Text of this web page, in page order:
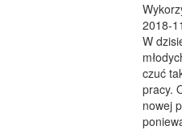
2018-
W
czuć
pracy.
nowej